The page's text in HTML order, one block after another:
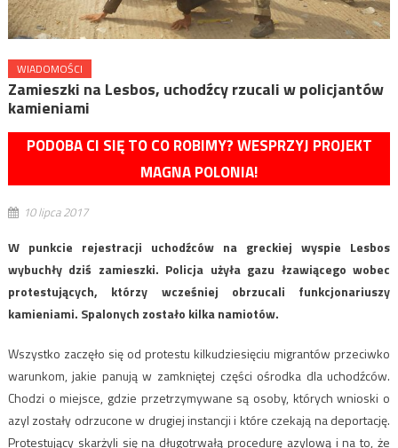
WIADOMOŚCI
Zamieszki na Lesbos, uchodźcy rzucali w policjantów
kamieniami
PODOBA CI SIĘ TO CO ROBIMY? WESPRZYJ PROJEKT
MAGNA POLONIA!
10 lipca 2017
W punkcie rejestracji uchodźców na greckiej wyspie Lesbos
wybuchły dziś zamieszki. Policja użyła gazu łzawiącego wobec
protestujących, którzy wcześniej obrzucali funkcjonariuszy
kamieniami. Spalonych zostało kilka namiotów.
Wszystko zaczęło się od protestu kilkudziesięciu migrantów przeciwko
warunkom, jakie panują w zamkniętej części ośrodka dla uchodźców.
Chodzi o miejsce, gdzie przetrzymywane są osoby, których wnioski o
azyl zostały odrzucone w drugiej instancji i które czekają na deportację.
Protestujący skarżyli się na długotrwałą procedurę azylową i na to, że